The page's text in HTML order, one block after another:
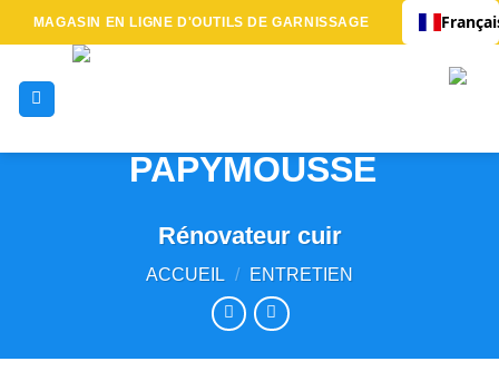
Passer
au
MAGASIN EN LIGNE D'OUTILS DE GARNISSAGE
Rénovateur cuir
ACCUEIL / ENTRETIEN